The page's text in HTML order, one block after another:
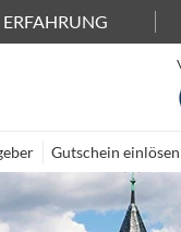
ERFAHRUNG
Gutschein einlösen